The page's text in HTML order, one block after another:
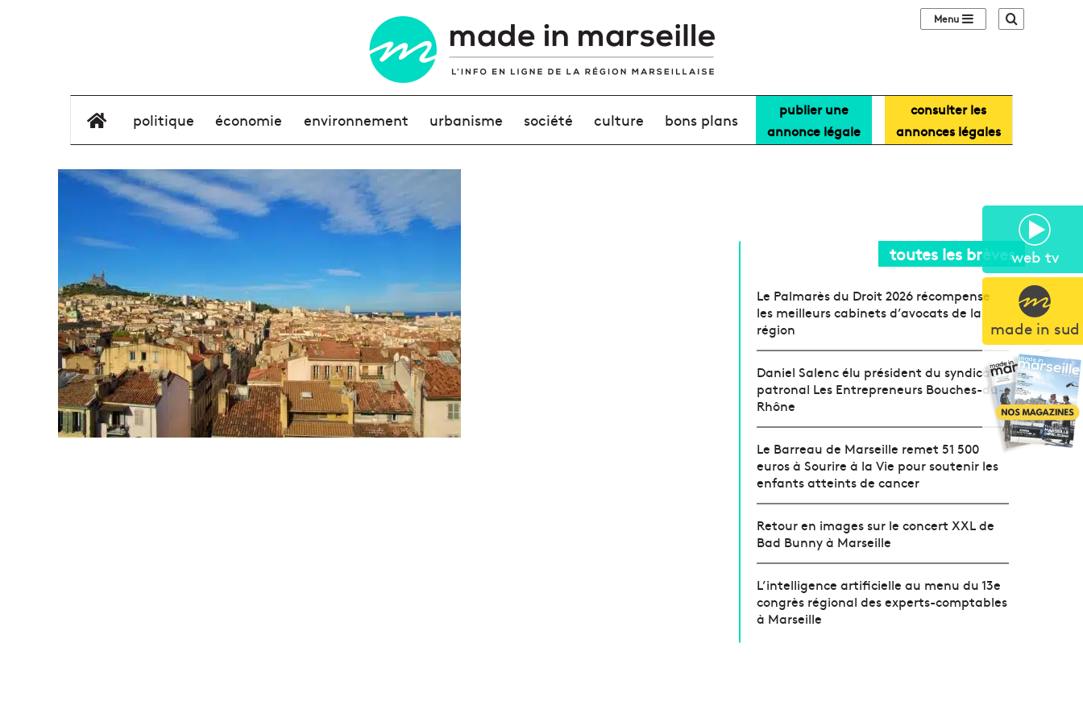
web tv
made in sud
Sidebar (barre
élément de menu
politique économie environnement urbanisme société culture bons plans
publier une
annonce légale
consulter les
annonces légales
toutes les brèves
Le Palmarès du Droit 2026 récompense
les meilleurs cabinets d’avocats de la
région
Daniel Salenc élu président du syndicat
patronal Les Entrepreneurs Bouches-du-
Rhône
Le Barreau de Marseille remet 51 500
euros à Sourire à la Vie pour soutenir les
enfants atteints de cancer
Retour en images sur le concert XXL de
Bad Bunny à Marseille
L’intelligence artificielle au menu du 13e
congrès régional des experts-comptables
à Marseille